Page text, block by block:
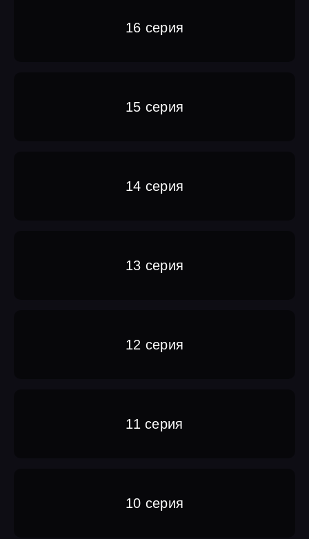
16 серия
15 серия
14 серия
13 серия
12 серия
11 серия
10 серия